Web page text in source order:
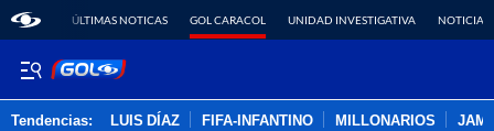
ÚLTIMAS NOTICAS GOL CARACOL UNIDAD INVESTIGATIVA NOTICIAS
Tendencias: LUIS DÍAZ FIFA-INFANTINO MILLONARIOS